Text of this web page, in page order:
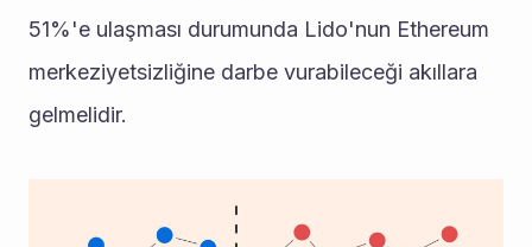
51%'e ulaşması durumunda Lido'nun Ethereum
merkeziyetsizliğine darbe vurabileceği akıllara
gelmelidir.